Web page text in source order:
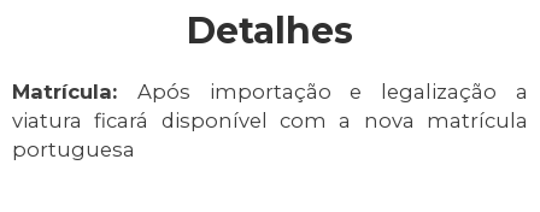
Detalhes
Matrícula: Após importação e legalização a
viatura ficará disponível com a nova matrícula
portuguesa